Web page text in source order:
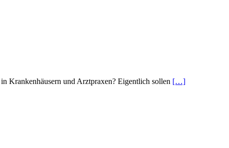
Krankenhäusern und Arztpraxen? Eigentlich sollen […]